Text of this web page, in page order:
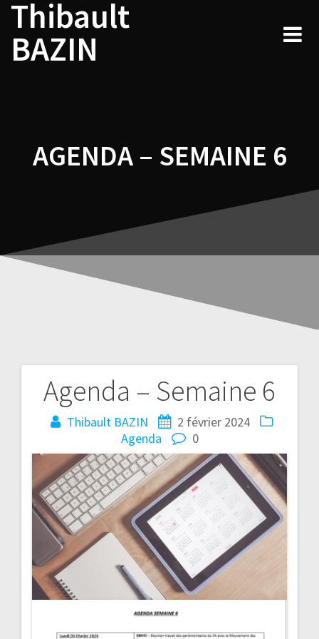
Skip
content
Thibault
BAZIN
AGENDA – SEMAINE 6
Agenda – Semaine 6
Thibault BAZIN
2 février 2024
Agenda
0
Navigation
de